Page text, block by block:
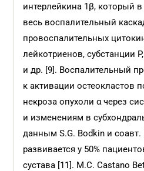
интерлейкина 1β, который
весь воспалительный
провоспалительных
лейкотриенов, субстанции
и др. [9]. Воспалительный
к активации остеокластов
некроза опухоли α через
и изменениям в
данным S.G. Bodkin и соавт.
развивается у 50%
сустава [11]. M.C. Castano